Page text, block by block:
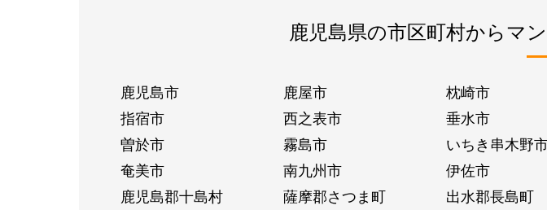
鹿児島県の市区町村からマ
鹿児島市 鹿屋市 枕崎市
指宿市
西之表市 垂水市
曽於市
霧島市 いちき串木野
奄美市
南九州市 伊佐市
鹿児島郡十島村
薩摩郡さつま町 出水郡長島町